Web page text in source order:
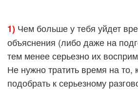
1) Чем больше у тебя уйдет
объяснения (либо даже на
тем менее серьезно их
Не нужно тратить время на то,
подобрать к серьезному